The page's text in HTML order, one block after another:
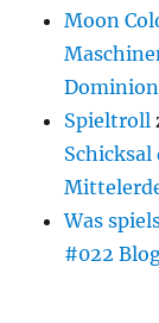
Moon
Dominion
Spieltroll
Was
#022